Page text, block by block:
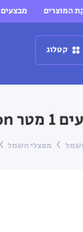
המוצרים מבצעים
קטלוג
מפצלי חשמל